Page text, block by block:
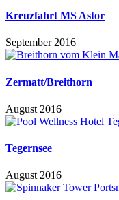
Kreuzfahrt MS Astor
September 2016
Zermatt/Breithorn
August 2016
Tegernsee
August 2016